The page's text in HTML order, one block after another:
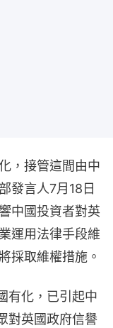
，接管這間由中
發言人7月18日
中國投資者對英
運用法律手段維
採取維權措施。
有化，已引起中
對英國政府信譽